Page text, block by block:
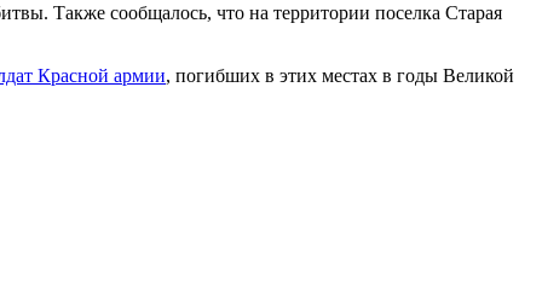
Также сообщалось, что на территории поселка Старая
Красной армии, погибших в этих местах в годы Великой